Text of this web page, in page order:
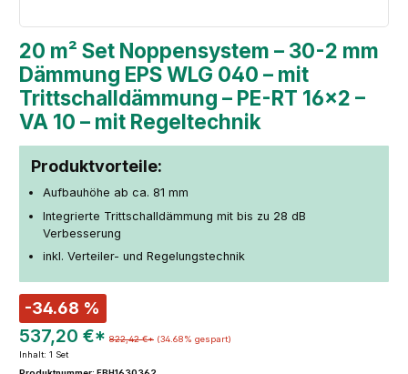
20 m² Set Noppensystem – 30-2 mm
Dämmung EPS WLG 040 – mit
Trittschalldämmung – PE-RT 16×2 –
VA 10 – mit Regeltechnik
Produktvorteile:
Aufbauhöhe ab ca. 81 mm
Integrierte Trittschalldämmung mit bis zu 28 dB
Verbesserung
inkl. Verteiler- und Regelungstechnik
-34.68 %
537,20 €* 822,42 €* (34.68% gespart)
Inhalt: 1 Set